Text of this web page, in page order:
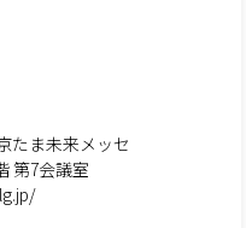
たま未来メッセ
第7会議室